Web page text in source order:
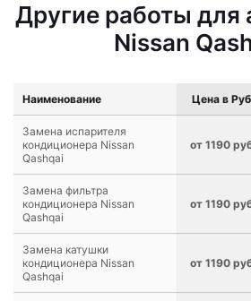
Другие работы для
Nissan
Наименование Цена в
Замена испарителя
кондиционера Nissan
Qashqai
от 1190
Замена фильтра
кондиционера Nissan
Qashqai
от 1190
Замена катушки
кондиционера Nissan
Qashqai
от 1190